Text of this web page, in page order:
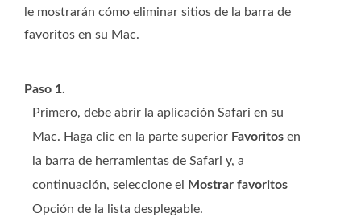
le mostrarán cómo eliminar sitios de la barra de
favoritos en su Mac.
Paso 1.
Primero, debe abrir la aplicación Safari en su
Mac. Haga clic en la parte superior Favoritos en
la barra de herramientas de Safari y, a
continuación, seleccione el
Mostrar favoritos
Opción de la lista desplegable.